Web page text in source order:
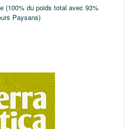
(100% du poids total avec 93%
Paysans)